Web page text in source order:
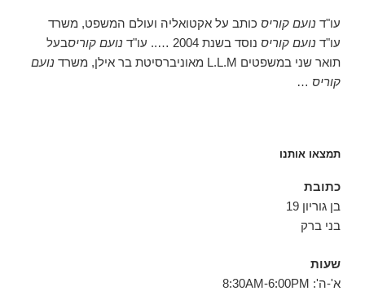
עו"ד נועם קוריס כותב על אקטואליה ועולם המשפט, משרד
עו"ד נועם קוריס נוסד בשנת 2004 ….. עו"ד נועם קוריסבעל
תואר שני במשפטים L.L.M מאוניברסיטת בר אילן, משרד
נועם
קוריס …
תמצאו אותנו
כתובת
בן גוריון 19
בני ברק
שעות
א'-ה': 8:30AM-6:00PM